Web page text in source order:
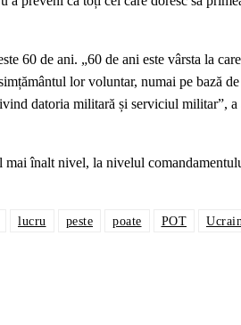
60 de ani. „60 de ani este vârsta la
lor voluntar, numai pe bază
datoria militară și serviciul militar”, a
mai înalt nivel, la nivelul
lucru peste poate POT